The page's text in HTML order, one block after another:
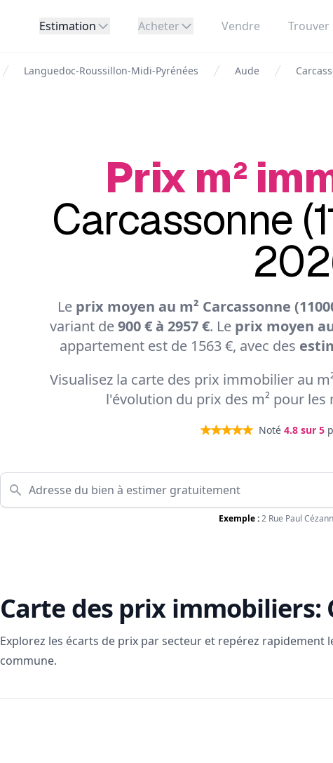
Estimation Acheter Vendre
Languedoc-Roussillon-Midi-Pyrénées Aude
Prix m²
Carcassonne
Le prix moyen au m² Carcassonne
variant de900 € à 2957 €. Le prix moyen
appartement est de 1563 €, avec des
Visualisez la carte des prix immobilier au
l'évolution du prix des m² pour
Noté 4.8 sur 5
Exemple :2 Rue Paul
Carte des prix immobiliers:
Explorez les écarts de prix par secteur et repérez rapidement
commune.